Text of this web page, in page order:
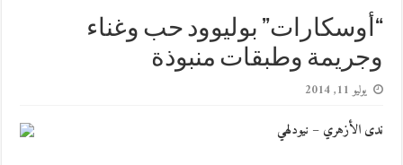
“أوسكارات” بوليوود حب وغناء
وجريمة وطبقات منبوذة
يوليو 11, 2014
ندى الأزهري – نيودلهي